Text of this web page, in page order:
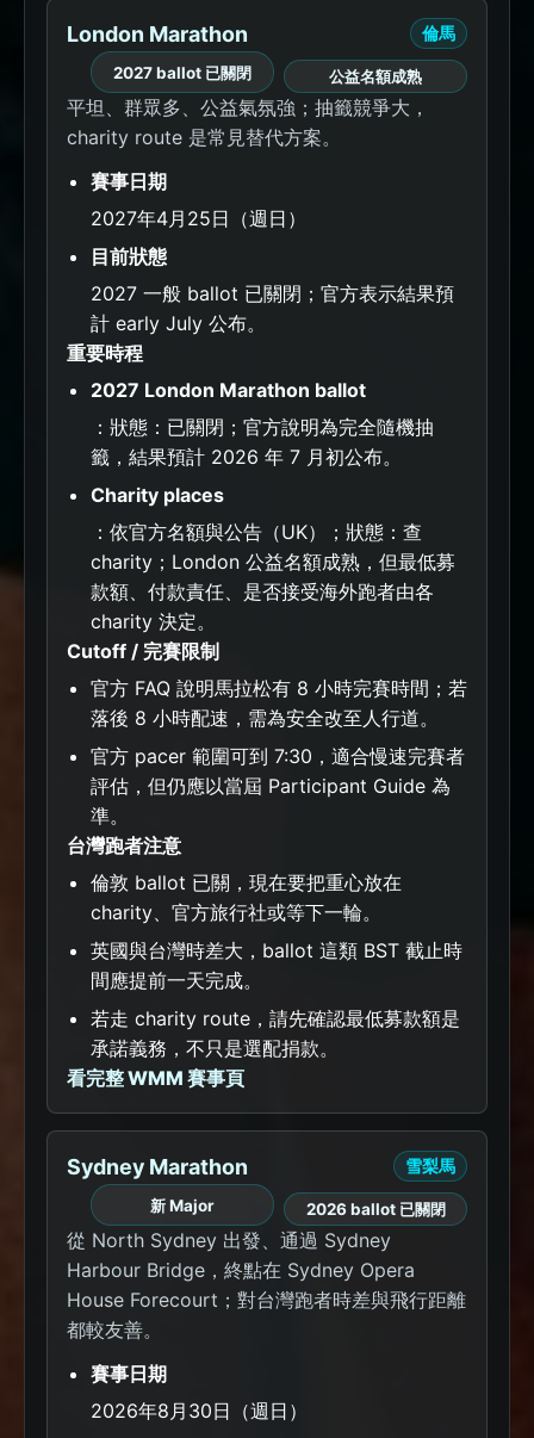
London Marathon 倫馬
2027 ballot 已關閉 公益名額成熟
平坦、群眾多、公益氣氛強；抽籤競爭大，
charity route 是常見替代方案。
賽事日期
2027年4月25日（週日）
目前狀態
2027 一般 ballot 已關閉；官方表示結果預
計 early July 公布。
重要時程
2027 London Marathon ballot
：狀態：已關閉；官方說明為完全隨機抽
籤，結果預計 2026 年 7 月初公布。
Charity places
：依官方名額與公告（UK）；狀態：查
charity；London 公益名額成熟，但最低募
款額、付款責任、是否接受海外跑者由各
charity 決定。
Cutoff / 完賽限制
官方 FAQ 說明馬拉松有 8 小時完賽時間；若
落後 8 小時配速，需為安全改至人行道。
官方 pacer 範圍可到 7:30，適合慢速完賽者
評估，但仍應以當屆 Participant Guide 為
準。
台灣跑者注意
倫敦 ballot 已關，現在要把重心放在
charity、官方旅行社或等下一輪。
英國與台灣時差大，ballot 這類 BST 截止時
間應提前一天完成。
若走 charity route，請先確認最低募款額是
承諾義務，不只是選配捐款。
看完整 WMM 賽事頁
Sydney Marathon 雪梨馬
新 Major 2026 ballot 已關閉
從 North Sydney 出發、通過 Sydney
Harbour Bridge，終點在 Sydney Opera
House Forecourt；對台灣跑者時差與飛行距離
都較友善。
賽事日期
2026年8月30日（週日）